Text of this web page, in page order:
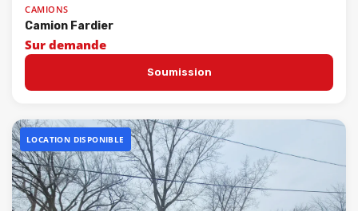
CAMIONS
Camion Fardier
Sur demande
Soumission
LOCATION DISPONIBLE